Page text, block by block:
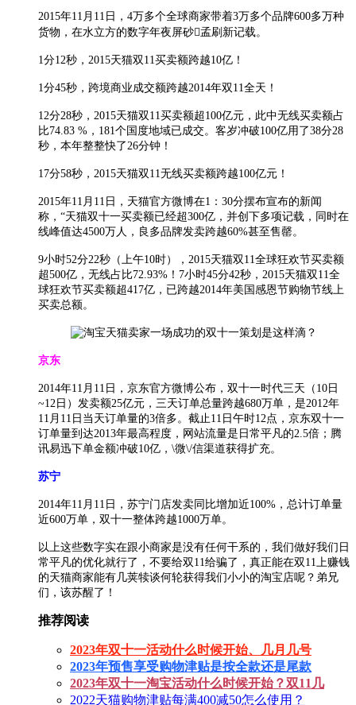
2015年11月11日，4万多个全球商家带着3万多个品牌600多万种
货物，在水立方的数字年夜屏砂孟刷新记载。
1分12秒，2015天猫双11买卖额跨越10亿！
1分45秒，跨境商业成交额跨越2014年双11全天！
12分28秒，2015天猫双11买卖额超100亿元，此中无线买卖额占
比74.83 %，181个国度地域已成交。客岁冲破100亿用了38分28
秒，本年整整快了26分钟！
17分58秒，2015天猫双11无线买卖额跨越100亿元！
2015年11月11日，天猫官方微博在1：30分摆布宣布的新闻
称，“天猫双十一买卖额已经超300亿，并创下多项记载，同时在
线峰值达4500万人，良多品牌发卖跨越60%甚至售罄。
9小时52分22秒（上午10时），2015天猫双11全球狂欢节买卖额
超500亿，无线占比72.93%！7小时45分42秒，2015天猫双11全
球狂欢节买卖额超417亿，已跨越2014年美国感恩节购物节线上
买卖总额。
京东
2014年11月11日，京东官方微博公布，双十一时代三天（10日
~12日）发卖额25亿元，三天订单总量跨越680万单，是2012年
11月11日当天订单量的3倍多。截止11日午时12点，京东双十一
订单量到达2013年最高程度，网站流量是日常平凡的2.5倍；腾
讯易迅下单金额冲破10亿，\微\/信渠道获得扩充。
苏宁
2014年11月11日，苏宁门店发卖同比增加近100%，总计订单量
近600万单，双十一整体跨越1000万单。
以上这些数字实在跟小商家是没有任何干系的，我们做好我们日
常平凡的优化就行了，不要给双11给骗了，真正能在双11上赚钱
的天猫商家能有几荚犊谈何轮获得我们小小的淘宝店呢？弟兄
们，该苏醒了！
推荐阅读
2023年双十一活动什么时候开始、几月几号
2023年预售享受购物津贴是按全款还是尾款
2023年双十一淘宝活动什么时候开始？双11几
2022天猫购物津贴每满400减50怎么使用？